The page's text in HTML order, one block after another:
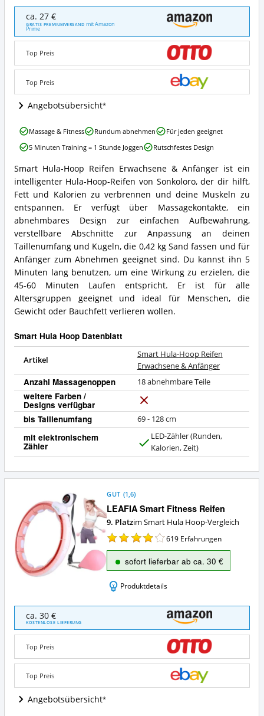
Hula-
Hoop
Reifen
Erwachsene
&
Angebote:
Wo
ist
Smart
Hula
Hoop
ca. 27 €
GRATIS PREMIUMVERSAND mit Amazon
Prime
Top Preis
Top Preis
Angebotsübersicht
Smart
Hula-
Hoop
Reifen
Erwachsene
&
Anfänger
Zusammenfassung:
Was
bietet
dieser
Smart
Hula
Hoop?
Smart Hula-Hoop Reifen Erwachsene & Anfänger ist ein
intelligenter Hula-Hoop-Reifen von Sonkoloro, der dir hilft,
Fett und Kalorien zu verbrennen und deine Muskeln zu
entspannen. Er verfügt über Massagekontakte, ein
abnehmbares Design zur einfachen Aufbewahrung,
verstellbare Abschnitte zur Anpassung an deinen
Taillenumfang und Kugeln, die 0,42 kg Sand fassen und für
Anfänger zum Abnehmen geeignet sind. Du kannst ihn 5
Minuten lang benutzen, um eine Wirkung zu erzielen, die
45-60 Minuten Laufen entspricht. Er ist für alle
Altersgruppen geeignet und ideal für Menschen, die
Gewicht oder Bauchfett verlieren wollen.
Smart Hula Hoop Datenblatt
Artikel
Smart Hula-Hoop Reifen
Erwachsene & Anfänger
Anzahl Massagenoppen 18 abnehmbare Teile
weitere Farben /
Designs verfügbar
N
e
i
n
bis Taillenumfang 69 - 128 cm
mit elektronischem
Zähler
a
LED-Zähler (Runden,
Kalorien, Zeit)
Smart
Hula-
Hoop
Erwachsene
&
Anfänger
Vorteile:
Was
spricht
für
diesen
Smart
Hula
Hoop?
Massage & Fitness Rundum abnehmen
Für jeden geeignet
5 Minuten Training = 1 Stunde Joggen
Rutschfestes Design
LEAFIA Smart Fitness Reifen
GUT (1,6)
9. Platzim Smart Hula Hoop-Vergleich
619 Erfahrungen
sofort lieferbar ab ca. 30 €
Produktdetails
LEAFIA
Smart
Fitness
Reifen
Angebote:
Wo
dieser
Smart
Hula
ca. 30 €
KOSTENLOSE LIEFERUNG
Top Preis
Top Preis
Angebotsübersicht